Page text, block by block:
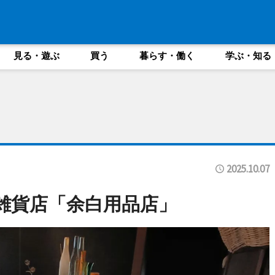
見る・遊ぶ 買う 暮らす・働く 学ぶ・知る
2025.10.07
店「余白用品店」